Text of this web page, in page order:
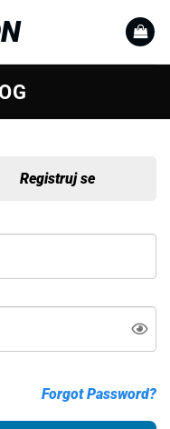
Registruj se
Forgot Password?